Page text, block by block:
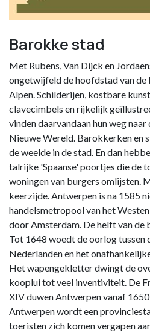
Barokke stad
Met Rubens, Van Dijck en
ongetwijfeld de hoofdstad van de
Alpen. Schilderijen, kostbare
clavecimbels en rijkelijk
vinden daarvandaan hun weg naar
Nieuwe Wereld. Barokkerken en
de weelde in de stad. En dan
talrijke 'Spaanse' poortjes die de
woningen van burgers omlijsten.
keerzijde. Antwerpen is na 1585
handelsmetropool van het
door Amsterdam. De helft van
Tot 1648 woedt de oorlog tussen
Nederlanden en het
Het wapengekletter dwingt de
kooplui tot veel inventiviteit. De
XIV duwen Antwerpen vanaf
Antwerpen wordt een
toeristen zich komen vergapen